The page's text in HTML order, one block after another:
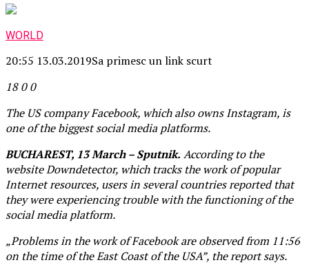
WORLD
20:55 13.03.2019Sa primesc un link scurt
1800
The US company Facebook, which also owns Instagram, is
one of the biggest social media platforms.
BUCHAREST, 13 March – Sputnik. According to the
website Downdetector, which tracks the work of popular
Internet resources, users in several countries reported that
they were experiencing trouble with the functioning of the
social media platform.
„Problems in the work of Facebook are observed from 11:56
on the time of the East Coast of the USA”, the report says.